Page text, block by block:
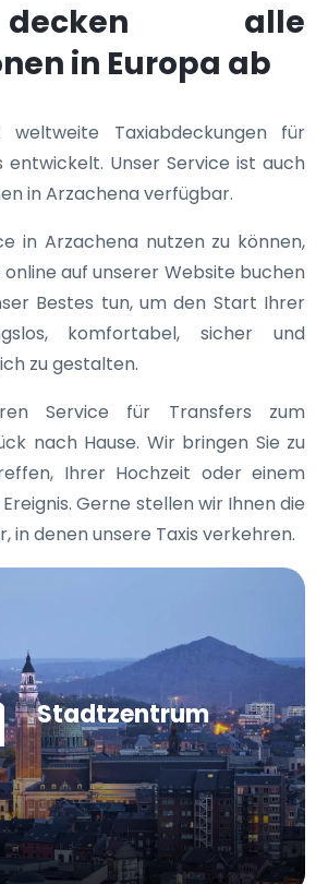
alle
in Europa ab
Taxiabdeckungen für
entwickelt. Unser Service ist auch
in Arzachena verfügbar.
in Arzachena nutzen zu können,
online auf unserer Website buchen
Bestes tun, um den Start Ihrer
komfortabel, sicher und
zu gestalten.
Service für Transfers zum
nach Hause. Wir bringen Sie zu
Ihrer Hochzeit oder einem
Gerne stellen wir Ihnen die
in denen unsere Taxis verkehren.
Stadtzentrum